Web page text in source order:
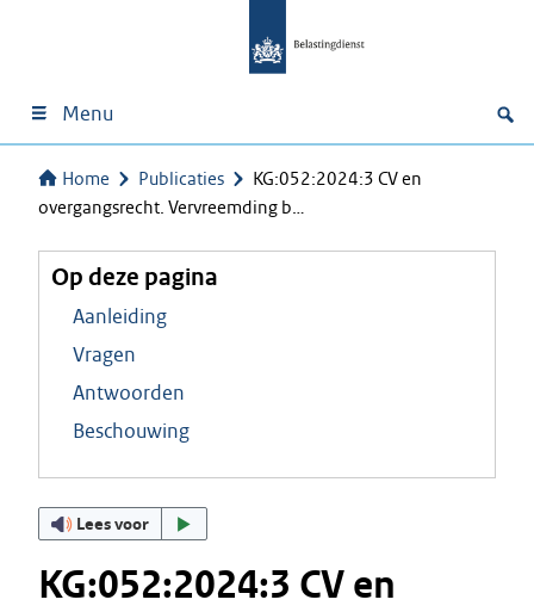
Menu
Home Publicaties
KG:052:2024:3 CV en
overgangsrecht. Vervreemding b…
Op deze pagina
Aanleiding
Vragen
Antwoorden
Beschouwing
Lees voor
KG:052:2024:3 CV en